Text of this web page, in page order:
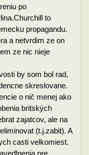
po
to
propagandu.
a netvrdim ze on
ze nic nieje
by som bol rad,
skreslovane.
o nič menej ako
britských
zajatcov, ale na
(t.j.zabit). A
casti velkomiest.
pre